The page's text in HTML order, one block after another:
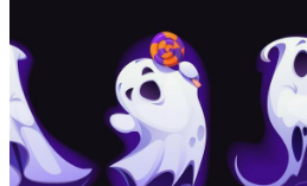
PSDs
SVGs
Vorlagen
Vektoren
Videos
Motion Graphics